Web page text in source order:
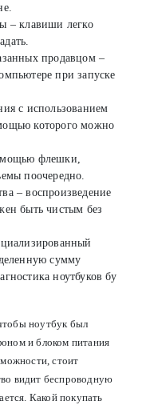
– клавиши легко
продавцом –
при запуске
с использованием
которого можно
флешки,
поочередно.
– воспроизведение
быть чистым без
сумму
ноутбуков бу
ноутбук был
и блоком питания
стоит
видит беспроводную
Какой покупать